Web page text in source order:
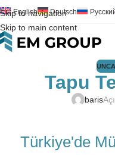
Skip to navigation
Skip to main content
English Deutsch
Tapu
baris
Türkiye'de